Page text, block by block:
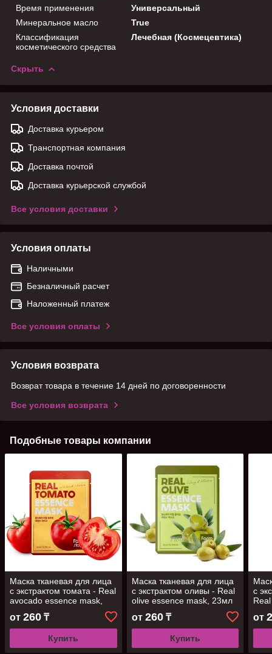
Время применения
Универсальный
Минеральное масло
True
Классификация
косметического средства
Лечебная (Космецевтика)
Скрыть
Условия доставки
Доставка курьером
Транспортная компания
Доставка почтой
Доставка курьерской службой
Все условия доставки
Условия оплаты
Наличными
Безналичный расчет
Наложенный платеж
Все условия оплаты
Условия возврата
Возврат товара в течение 14 дней по договоренности
Все условия возврата
Подобные товары компании
Маска тканевая для лица
с экстрактом томата - Real
avocado essence mask,
от 260 ₸
Купить
Маска тканевая для лица
с экстрактом оливы - Real
olive essence mask, 23мл
от 260₸
Купить
с
от